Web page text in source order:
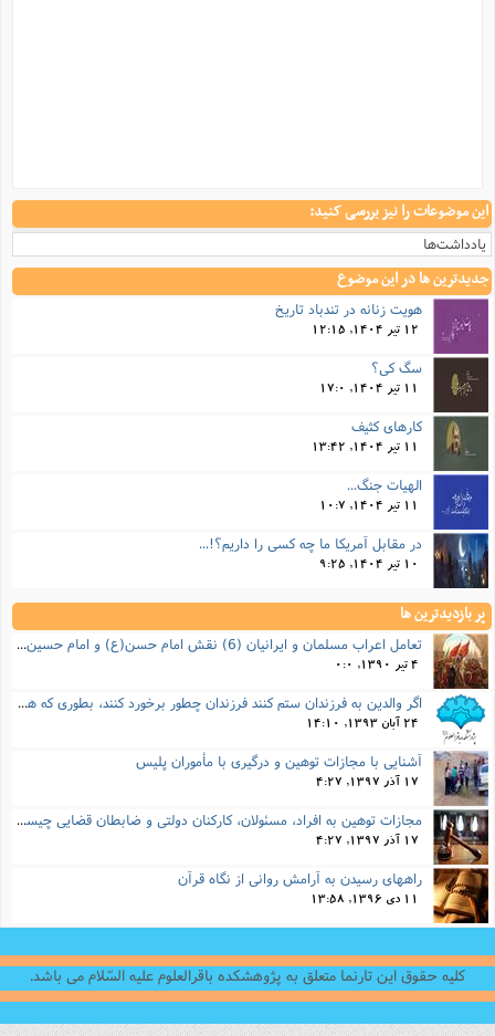
این موضوعات را نیز بررسی کنید:
یادداشت‌ها
جدیدترین ها در این موضوع
هویت زنانه در تندباد تاریخ
12 تیر 1404, 12:15
سگ کی؟
11 تیر 1404, 17:0
کارهای کثیف
11 تیر 1404, 13:42
الهیات جنگ...
11 تیر 1404, 10:7
در مقابل آمریکا ما چه کسی را داریم؟!...
10 تیر 1404, 9:25
پر بازدیدترین ها
تعامل اعراب مسلمان و ایرانیان (6) نقش امام حسن(ع) و امام حسین(ع) در فتح ایران
4 تیر 1390, 0:0
اگر والدین به فرزندان ستم کنند فرزندان چطور برخورد کنند، بطوری که هم موجب ناراحتی آنها نشود و هم بتوانند آنها را امر به معروف و نهی از منکر کنند، و اگر نصیحت تأثیر نداشت چطور باید با آنها برخورد کرد؟
24 آبان 1393, 14:10
آشنایی با مجازات توهین و درگیری با مأموران پلیس
17 آذر 1397, 4:27
مجازات‌ توهین به افراد، مسئولان، کارکنان دولتی و ضابطان قضایی چیست؟
17 آذر 1397, 4:27
راههای رسیدن به آرامش روانی از نگاه قرآن
11 دی 1396, 13:58
کلیه حقوق این تارنما متعلق به پژوهشکده باقرالعلوم علیه السّلام می باشد.